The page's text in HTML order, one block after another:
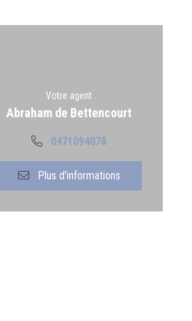
Votre agent
Abraham de Bettencourt
0471094078
Plus d'informations